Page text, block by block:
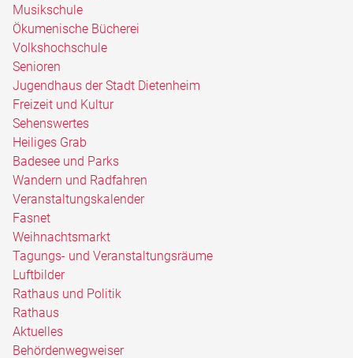
Musikschule
Ökumenische Bücherei
Volkshochschule
Senioren
Jugendhaus der Stadt Dietenheim
Freizeit und Kultur
Sehenswertes
Heiliges Grab
Badesee und Parks
Wandern und Radfahren
Veranstaltungskalender
Fasnet
Weihnachtsmarkt
Tagungs- und Veranstaltungsräume
Luftbilder
Rathaus und Politik
Rathaus
Aktuelles
Behördenwegweiser